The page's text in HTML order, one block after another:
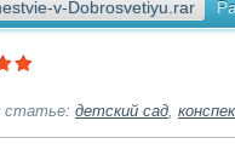
v-Dobrosvetiyu.rar
статье: детский сад,